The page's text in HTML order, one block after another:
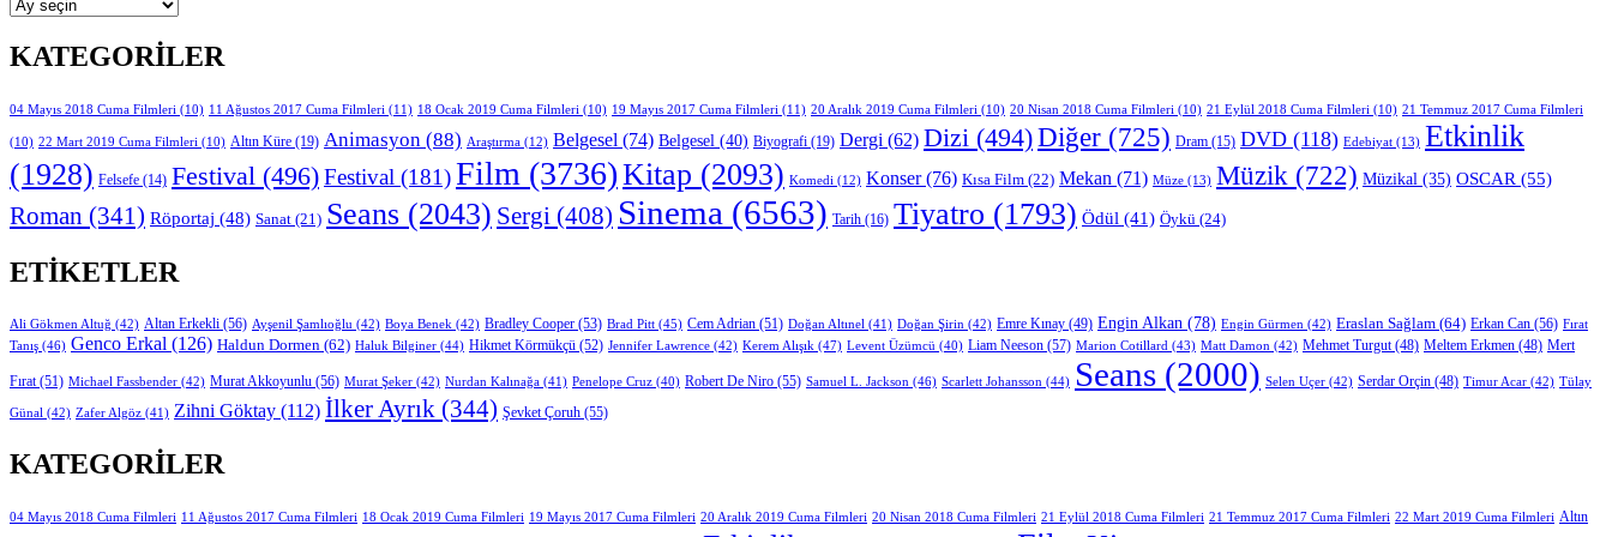
KATEGORILER
04 Mayıs 2018 Cuma Filmleri (10) 11 Ağustos 2017 Cuma Filmleri (11) 18 Ocak 2019 Cuma Filmleri (10) 19 Mayıs 2017 Cuma Filmleri (11) 20 Aralık 2019 Cuma Filmleri (10) 20 Nisan 2018 Cuma Filmleri (10) 21 Eylül 2018 Cuma Filmleri (10) 21 Temmuz 2017 Cuma Filmleri
(10) 22 Mart 2019 Cuma Filmleri (10) Altın Küre (19) Animasyon (88) Araştırma (12) Belgesel (74) Belgesel (40) Biyografi (19) Dergi (62) Dizi (494)Diğer (725) Dram (15) DVD (118) Edebiyat (13) Etkinlik
(1928) Felsefe (14) Festival (496)Festival (181)Film (3736)Kitap (2093) Komedi (12) Konser(76) Kısa Film (22) Mekan (71) Müze (13) Müzik (722) Müzikal (35) OSCAR (55)
Roman (341) Röportaj (48) Sanat (21) Seans (2043) Sergi (408) Sinema (6563) Tarih (16) Tiyatro (1793) Ödül (41) Öykü (24)
ETIKETLER
Ali Gökmen Altuğ (42) Altan Erkekli (56) Ayşenil Şamlıoğlu (42) Boya Benek (42) Bradley Cooper (53) Brad Pitt (45) Cem Adrian (51) Doğan Altınel (41) Doğan Şirin (42) Emre Kınay (49) Engin Alkan (78) Engin Gürmen (42) Eraslan Sağlam (64) Erkan Can (56) Fırat
Tanış (46) Genco Erkal (126) Haldun Dormen (62) Haluk Bilginer (44) Hikmet Körmükçü (52) Jennifer Lawrence (42) Kerem Alışık (47) Levent Üzümcü (40) Liam Neeson (57) Marion Cotillard (43) Matt Damon (42) Mehmet Turgut(48) Meltem Erkmen (48) Mert
Fırat(51) Michael Fassbender (42) Murat Akkoyunlu (56) Murat Şeker (42) Nurdan Kalınağa (41) Penelope Cruz (40) Robert De Niro (55) Samuel L. Jackson (46) Scarlett Johansson (44) Seans (2000) Selen Uçer (42) Serdar Orçin (48) Timur Acar (42) Tülay
Günal (42) Zafer Algöz (41) Zihni Göktay (112) İlker Ayrık (344) Şevket Çoruh (55)
KATEGORILER
04 Mayıs 2018 Cuma Filmleri 11 Ağustos 2017 Cuma Filmleri 18 Ocak 2019 Cuma Filmleri 19 Mayıs 2017 Cuma Filmleri 20 Aralık 2019 Cuma Filmleri 20 Nisan 2018 Cuma Filmleri 21 Eylül 2018 Cuma Filmleri 21 Temmuz 2017 Cuma Filmleri 22 Mart 2019 Cuma Filmleri Altın